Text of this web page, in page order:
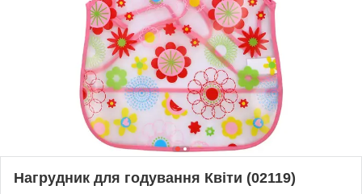
Нагрудник для годування Квіти (02119)